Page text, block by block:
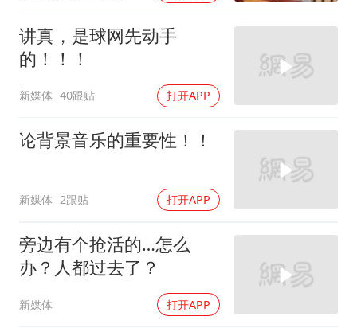
讲真，是球网先动手
的！！！
新媒体 40跟贴 打开APP
论背景音乐的重要性！！
新媒体 2跟贴 打开APP
旁边有个抢活的…怎么
办？人都过去了？
新媒体 打开APP